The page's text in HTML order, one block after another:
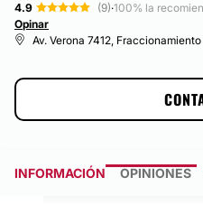
4.9
(9)·100% la
Opinar
Av. Verona 7412,
INFORMACIÓN OPINIONES